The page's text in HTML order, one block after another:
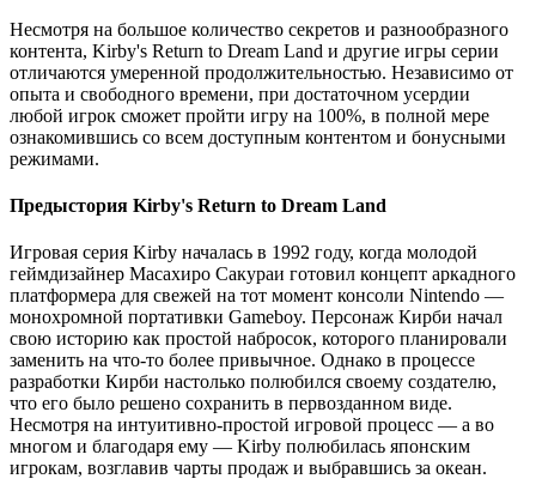
Несмотря на большое количество секретов и разнообразного
контента, Kirby's Return to Dream Land и другие игры серии
отличаются умеренной продолжительностью. Независимо от
опыта и свободного времени, при достаточном усердии
любой игрок сможет пройти игру на 100%, в полной мере
ознакомившись со всем доступным контентом и бонусными
режимами.
Предыстория Kirby's Return to Dream Land
Игровая серия Kirby началась в 1992 году, когда молодой
геймдизайнер Масахиро Сакураи готовил концепт аркадного
платформера для свежей на тот момент консоли Nintendo —
монохромной портативки Gameboy. Персонаж Кирби начал
свою историю как простой набросок, которого планировали
заменить на что-то более привычное. Однако в процессе
разработки Кирби настолько полюбился своему создателю,
что его было решено сохранить в первозданном виде.
Несмотря на интуитивно-простой игровой процесс — а во
многом и благодаря ему — Kirby полюбилась японским
игрокам, возглавив чарты продаж и выбравшись за океан.